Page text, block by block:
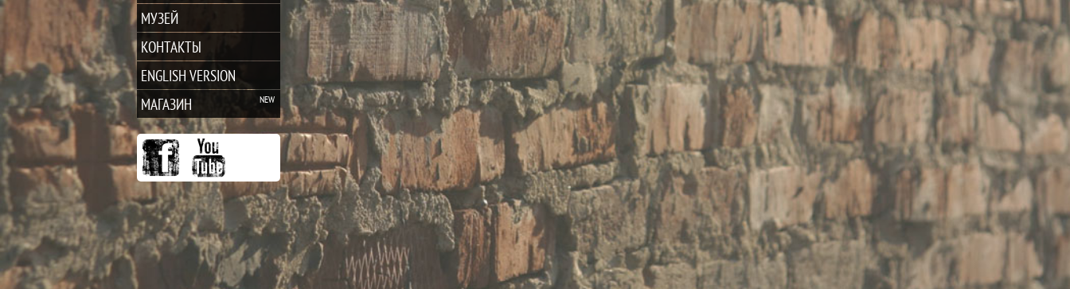
МУЗЕЙ
КОНТАКТЫ
ENGLISH VERSION
МАГАЗИН